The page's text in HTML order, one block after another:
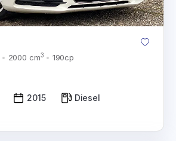
2000 cm3 190cp
2015 Diesel